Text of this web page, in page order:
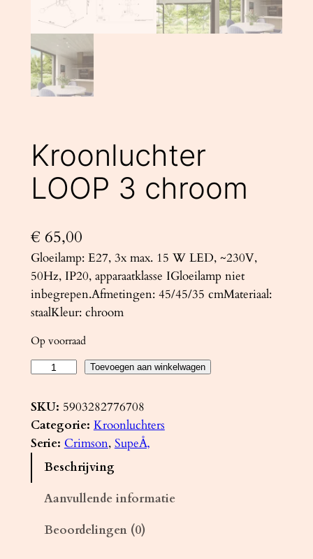
Kroonluchter
LOOP 3 chroom
€ 65,00
Gloeilamp: E27, 3x max. 15 W LED, ~230V,
50Hz, IP20, apparaatklasse IGloeilamp niet
inbegrepen.Afmetingen: 45/45/35 cmMateriaal:
staalKleur: chroom
Op voorraad
o
o
n
Toevoegen aan winkelwagen
SKU: 5903282776708
Categorie: Kroonluchters
Serie: Crimson, SupeÅ‚
Beschrijving
Aanvullende informatie
Beoordelingen (0)